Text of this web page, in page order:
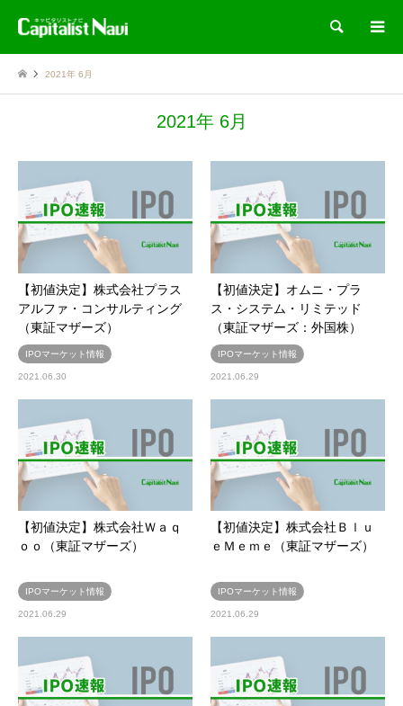
検索
2021年 6月
2021年 6月
【初値決定】株式会社プラス
アルファ・コンサルティング
（東証マザーズ）
IPOマーケット情報
2021.06.30
【初値決定】オムニ・プラ
ス・システム・リミテッド
（東証マザーズ：外国株）
IPOマーケット情報
2021.06.29
【初値決定】株式会社Ｗａｑ
ｏｏ（東証マザーズ）
IPOマーケット情報
2021.06.29
【初値決定】株式会社Ｂｌｕ
ｅＭｅｍｅ（東証マザーズ）
IPOマーケット情報
2021.06.29